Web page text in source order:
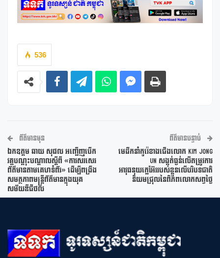
536
ព័ត៌មានមុន
ឯកឧត្តម ឆាយ សុផល អញ្ជើញបើក
វគ្គបណ្តុះបណ្តាលស្តីពី «ការសរសេរ
ព័ត៌មានតាមគេហទំព័រ» ដើម្បីពង្រឹង
សមត្ថភាពមន្ត្រីព័ត៌មានក្នុងយុគ
សម័យឌីជីថល
ព័ត៌មានបន្ទាប់
មេដឹកនាំកូរ៉េខាងជើងលោក Kim Jong
Un សង្កត់ធ្ងន់លើតម្រូវការ
អាវុធនុយក្លេអ៊ែររបស់ខ្លួនលើបរិបទជាតិ
និយមជ្រុលនៃពិភពលោកសព្វថ្ងៃ